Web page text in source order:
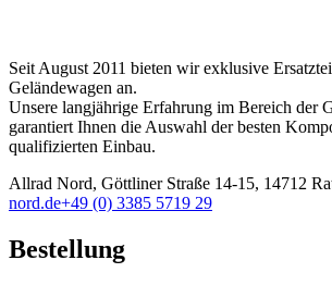
werden
Seit August 2011 bieten wir exklusive
Geländewagen an.
Unsere langjährige Erfahrung im Bereich der
garantiert Ihnen die Auswahl der besten
qualifizierten Einbau.
Allrad Nord, Göttliner Straße 14-15, 14712
nord.de+49 (0) 3385 5719 29
Bestellung